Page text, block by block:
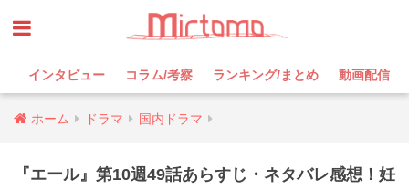
インタビュー コラム/考察 ランキング/まとめ 動画配信
ホーム ドラマ 国内ドラマ
『エール』第10週49話あらすじ・ネタバレ感想！妊